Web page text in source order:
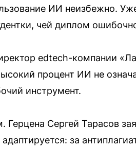
ИИ неизбежно.
чей диплом
edtech-компании
процент ИИ не
инструмент.
Герцена Сергей Тарасов
за